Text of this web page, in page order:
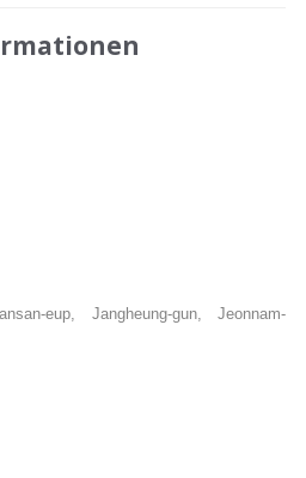
eup, Jangheung-gun, Jeonnam-